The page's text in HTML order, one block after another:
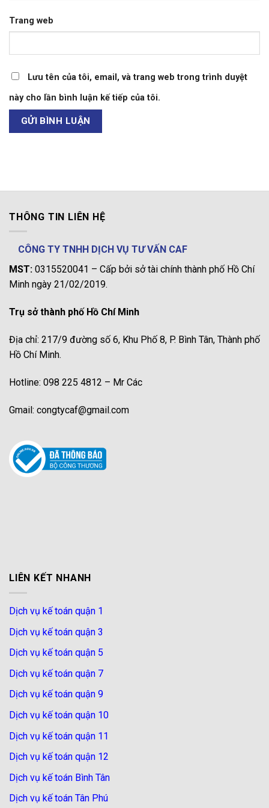
Trang web
Lưu tên của tôi, email, và trang web trong trình duyệt
này cho lần bình luận kế tiếp của tôi.
THÔNG TIN LIÊN HỆ
CÔNG TY TNHH DỊCH VỤ TƯ VẤN CAF
MST: 0315520041 – Cấp bởi sở tài chính thành phố Hồ Chí
Minh ngày 21/02/2019.
Trụ sở thành phố Hồ Chí Minh
Địa chỉ: 217/9 đường số 6, Khu Phố 8, P. Bình Tân, Thành phố
Hồ Chí Minh.
Hotline: 098 225 4812 – Mr Các
Gmail: congtycaf@gmail.com
LIÊN KẾT NHANH
Dịch vụ kế toán quận 1
Dịch vụ kế toán quận 3
Dịch vụ kế toán quận 5
Dịch vụ kế toán quận 7
Dịch vụ kế toán quận 9
Dịch vụ kế toán quận 10
Dịch vụ kế toán quận 11
Dịch vụ kế toán quận 12
Dịch vụ kế toán Bình Tân
Dịch vụ kế toán Tân Phú